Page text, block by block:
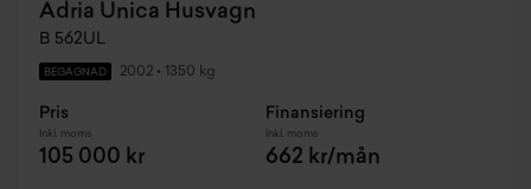
Adria Unica Husvagn
B 562UL
BEGAGNAD 2002 • 1350 kg
Pris
Inkl. moms
105 000 kr
Finansiering
Inkl. moms
662 kr/mån